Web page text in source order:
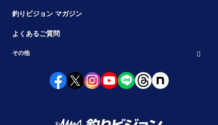
釣りビジョン マガジン
よくあるご質問
その他